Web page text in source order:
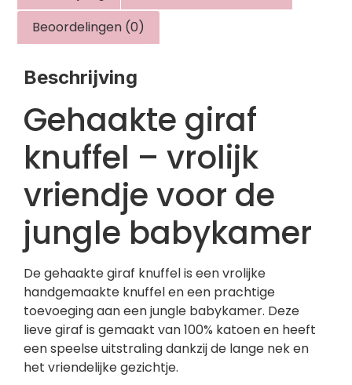
Beoordelingen (0)
Beschrijving
Gehaakte giraf
knuffel – vrolijk
vriendje voor de
jungle babykamer
De gehaakte giraf knuffel is een vrolijke
handgemaakte knuffel en een prachtige
toevoeging aan een jungle babykamer. Deze
lieve giraf is gemaakt van 100% katoen en heeft
een speelse uitstraling dankzij de lange nek en
het vriendelijke gezichtje.